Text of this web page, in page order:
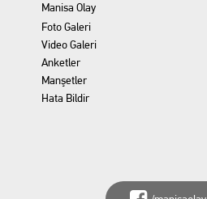
Manisa Olay
Foto Galeri
Video Galeri
Anketler
Manşetler
Hata Bildir